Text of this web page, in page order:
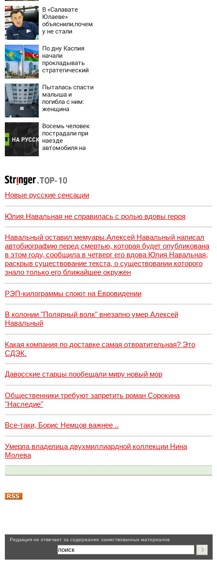
Зеленский
поставил задачу
своим
дипломатам
В «Салавате
Юлаеве»
объяснили,почем
у не стали
подписывать
игроков в
межсезонье
По дну Каспия
начали
прокладывать
стратегический
Пыталась спасти
малыша и
погибла с ним:
женщина
насмерть на
глазах у детей
06/08/2026 –
Новости
Восемь человек
пострадали при
наезде
автомобиля на
Новые русские сенсации
Юлия Навальная не справилась с ролью вдовы героя
Навальный оставил мемуары.Алексей Навальный написал
автобиографию перед смертью, которая будет опубликована
в этом году, сообщила в четверг его вдова Юлия Навальная,
раскрыв существование текста, о существовании которого
знало только его ближайшее окружен
РЭП-килограммы споют на Евровидении
В колонии "Полярный волк" внезапно умер Алексей
Навальный
Какая компания по доставке самая отвратительная? Это
СДЭК.
Давосские старцы пообещали миру новый мор
Общественники требуют запретить роман Сорокина
"Наследие"
Все-таки, Борис Немцов важнее ..
Умерла владелица двухмиллиардной коллекции Нина
Молева
Pедакция не отвечает за содержание заимствованных материалов